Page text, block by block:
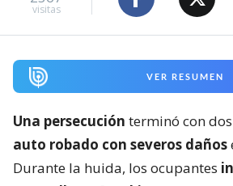
visitas
VER RESUMEN
Una persecución terminó con
auto robado con severos daños
Durante la huida, los ocupantes